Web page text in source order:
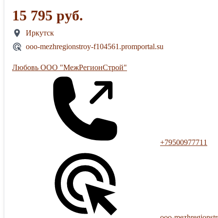
15 795 руб.
Иркутск
ooo-mezhregionstroy-f104561.promportal.su
Любовь ООО "МежРегионСтрой"
+79500977711